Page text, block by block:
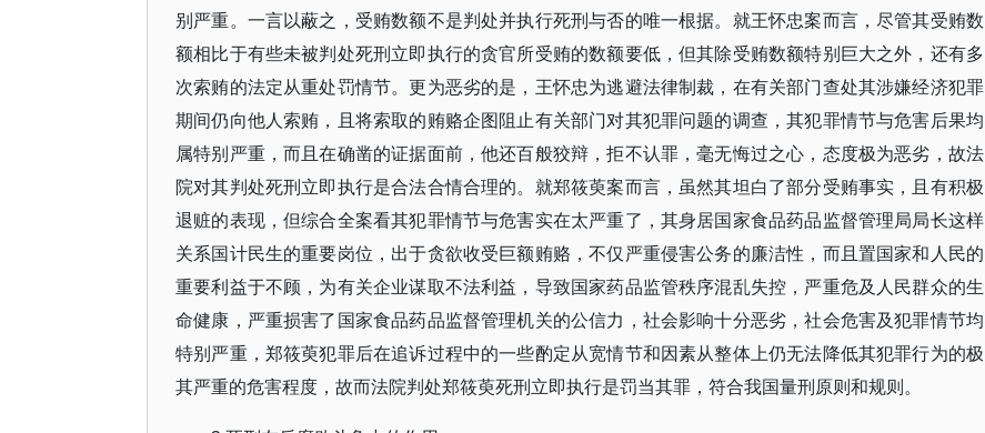
别严重。一言以蔽之，受贿数额不是判处并执行死刑与否的唯一根据。就王怀忠案而言，尽管其受贿数
额相比于有些未被判处死刑立即执行的贪官所受贿的数额要低，但其除受贿数额特别巨大之外，还有多
次索贿的法定从重处罚情节。更为恶劣的是，王怀忠为逃避法律制裁，在有关部门查处其涉嫌经济犯罪
期间仍向他人索贿，且将索取的贿赂企图阻止有关部门对其犯罪问题的调查，其犯罪情节与危害后果均
属特别严重，而且在确凿的证据面前，他还百般狡辩，拒不认罪，毫无悔过之心，态度极为恶劣，故法
院对其判处死刑立即执行是合法合情合理的。就郑筱萸案而言，虽然其坦白了部分受贿事实，且有积极
退赃的表现，但综合全案看其犯罪情节与危害实在太严重了，其身居国家食品药品监督管理局局长这样
关系国计民生的重要岗位，出于贪欲收受巨额贿赂，不仅严重侵害公务的廉洁性，而且置国家和人民的
重要利益于不顾，为有关企业谋取不法利益，导致国家药品监管秩序混乱失控，严重危及人民群众的生
命健康，严重损害了国家食品药品监督管理机关的公信力，社会影响十分恶劣，社会危害及犯罪情节均
特别严重，郑筱萸犯罪后在追诉过程中的一些酌定从宽情节和因素从整体上仍无法降低其犯罪行为的极
其严重的危害程度，故而法院判处郑筱萸死刑立即执行是罚当其罪，符合我国量刑原则和规则。